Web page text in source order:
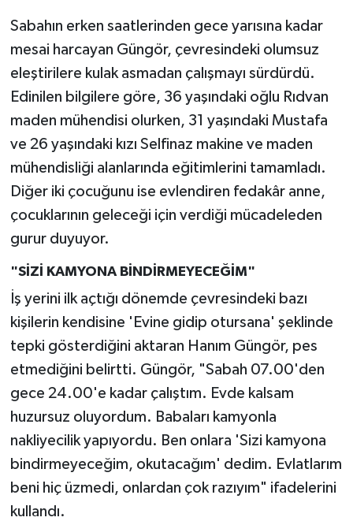
Sabahın erken saatlerinden gece yarısına kadar
mesai harcayan Güngör, çevresindeki olumsuz
eleştirilere kulak asmadan çalışmayı sürdürdü.
Edinilen bilgilere göre, 36 yaşındaki oğlu Rıdvan
maden mühendisi olurken, 31 yaşındaki Mustafa
ve 26 yaşındaki kızı Selfinaz makine ve maden
mühendisliği alanlarında eğitimlerini tamamladı.
Diğer iki çocuğunu ise evlendiren fedakâr anne,
çocuklarının geleceği için verdiği mücadeleden
gurur duyuyor.
"SİZİ KAMYONA BİNDİRMEYECEĞİM"
İş yerini ilk açtığı dönemde çevresindeki bazı
kişilerin kendisine 'Evine gidip otursana' şeklinde
tepki gösterdiğini aktaran Hanım Güngör, pes
etmediğini belirtti. Güngör, "Sabah 07.00'den
gece 24.00'e kadar çalıştım. Evde kalsam
huzursuz oluyordum. Babaları kamyonla
nakliyecilik yapıyordu. Ben onlara 'Sizi kamyona
bindirmeyeceğim, okutacağım' dedim. Evlatlarım
beni hiç üzmedi, onlardan çok razıyım" ifadelerini
kullandı.